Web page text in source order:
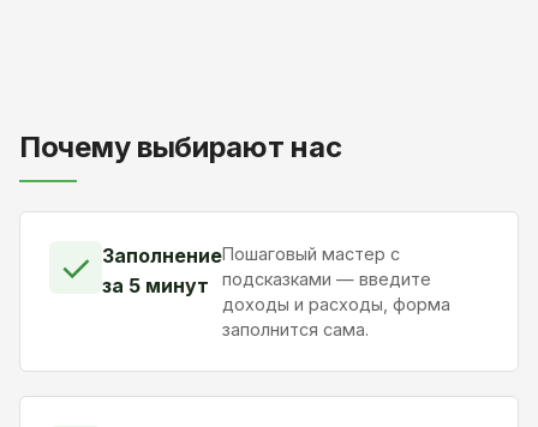
Почему выбирают нас
✓ Заполнение
за 5 минут
Пошаговый мастер с
подсказками — введите
доходы и расходы, форма
заполнится сама.